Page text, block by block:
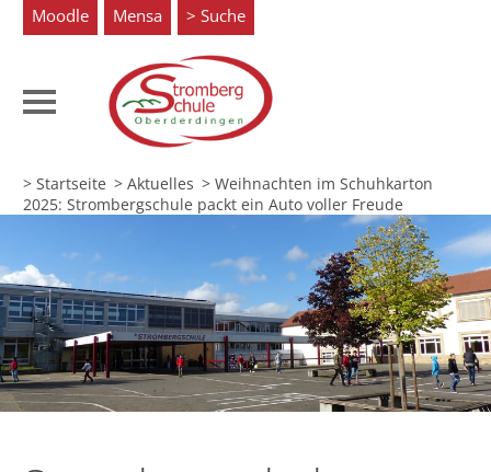
Moodle Mensa Suche
> Startseite > Aktuelles >Weihnachten im Schuhkarton
2025: Strombergschule packt ein Auto voller Freude